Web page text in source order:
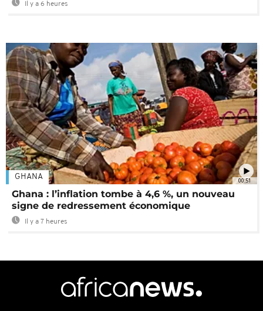
Il y a 6 heures
00:51
GHANA
Ghana : l’inflation tombe à 4,6 %, un nouveau
signe de redressement économique
Il y a 7 heures